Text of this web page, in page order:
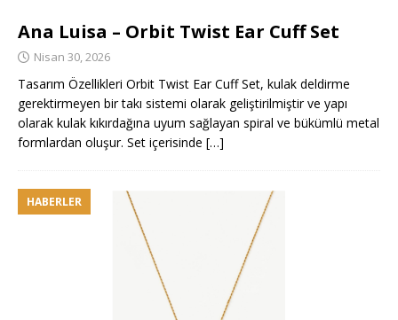
Ana Luisa – Orbit Twist Ear Cuff Set
Nisan 30, 2026
Tasarım Özellikleri Orbit Twist Ear Cuff Set, kulak deldirme
gerektirmeyen bir takı sistemi olarak geliştirilmiştir ve yapı
olarak kulak kıkırdağına uyum sağlayan spiral ve bükümlü metal
formlardan oluşur. Set içerisinde […]
HABERLER